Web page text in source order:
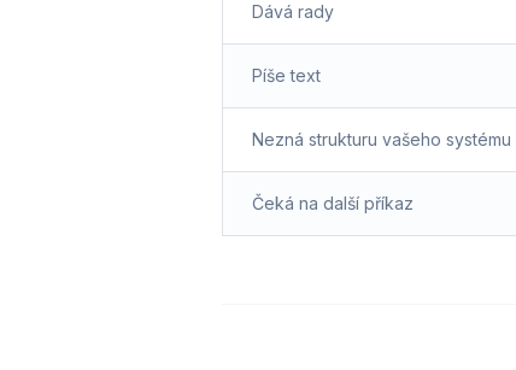
Dává rady
Píše text
Nezná strukturu vašeho systému
Čeká na další příkaz